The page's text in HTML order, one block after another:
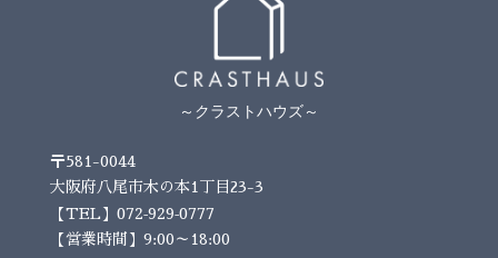
～クラストハウズ～
〒581-0044
大阪府八尾市木の本1丁目23-3
【TEL】072-929-0777
【営業時間】9:00～18:00